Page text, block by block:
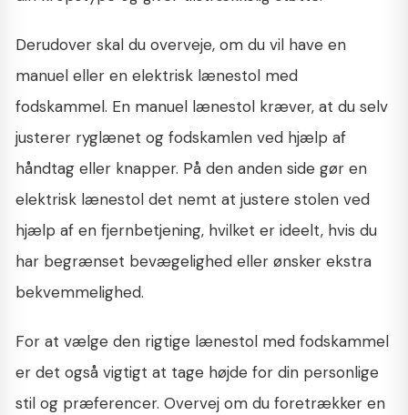
Derudover skal du overveje, om du vil have en
manuel eller en elektrisk lænestol med
fodskammel. En manuel lænestol kræver, at du selv
justerer ryglænet og fodskamlen ved hjælp af
håndtag eller knapper. På den anden side gør en
elektrisk lænestol det nemt at justere stolen ved
hjælp af en fjernbetjening, hvilket er ideelt, hvis du
har begrænset bevægelighed eller ønsker ekstra
bekvemmelighed.
For at vælge den rigtige lænestol med fodskammel
er det også vigtigt at tage højde for din personlige
stil og præferencer. Overvej om du foretrækker en